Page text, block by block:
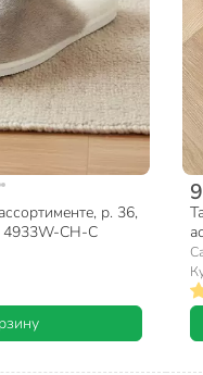
р. 36,
4933W-CH-C